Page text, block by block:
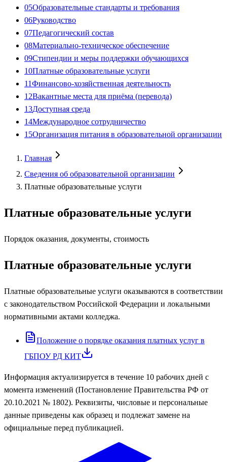
05Образовательные стандарты и требования
06Руководство
07Педагогический состав
08Материально-техническое обеспечение
09Стипендии и меры поддержки обучающихся
10Платные образовательные услуги
11Финансово-хозяйственная деятельность
12Вакантные места для приёма (перевода)
13Доступная среда
14Международное сотрудничество
15Организация питания в образовательной организации
Главная
Сведения об образовательной организации
Платные образовательные услуги
Платные образовательные услуги
Порядок оказания, документы, стоимость
Платные образовательные услуги
Платные образовательные услуги оказываются в соответствии
с законодательством Российской Федерации и локальными
нормативными актами колледжа.
Положение о порядке оказания платных услуг в
ГБПОУ РД КИТ
Информация актуализируется в течение 10 рабочих дней с
момента изменений (Постановление Правительства РФ от
20.10.2021 № 1802). Реквизиты, числовые и персональные
данные приведены как образец и подлежат замене на
официальные перед публикацией.